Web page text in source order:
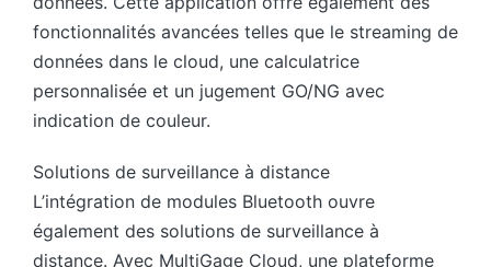
fonctionnalités avancées telles que le streaming de
données dans le cloud, une calculatrice
personnalisée et un jugement GO/NG avec
indication de couleur.
Solutions de surveillance à distance
L’intégration de modules Bluetooth ouvre
également des solutions de surveillance à
distance. Avec MultiGage Cloud, une plateforme